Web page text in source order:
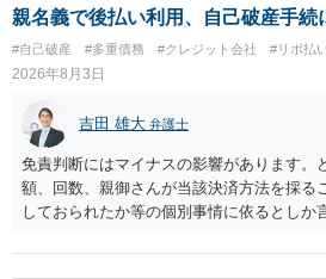
親名義で後払い利用、自己破産手続
#自己破産 #多重債務 #クレジット会社 #リボ払
2026年8月3日
吉田 雄大 弁護士
免責判断にはマイナスの影響があります。
額、回数、親御さんが当該決済方法を採る
しておられたか等の個別事情に依るとしか
なって相談し、善後策を考えることをお勧